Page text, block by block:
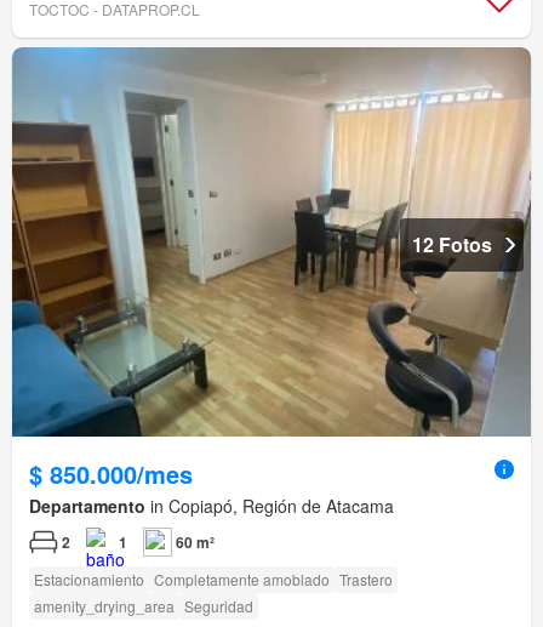
TOCTOC - DATAPROP.CL
12 Fotos
$ 850.000/mes
Departamento in Copiapó, Región de Atacama
2 1 60 m²
Estacionamiento Completamente amoblado Trastero
amenity_drying_area Seguridad